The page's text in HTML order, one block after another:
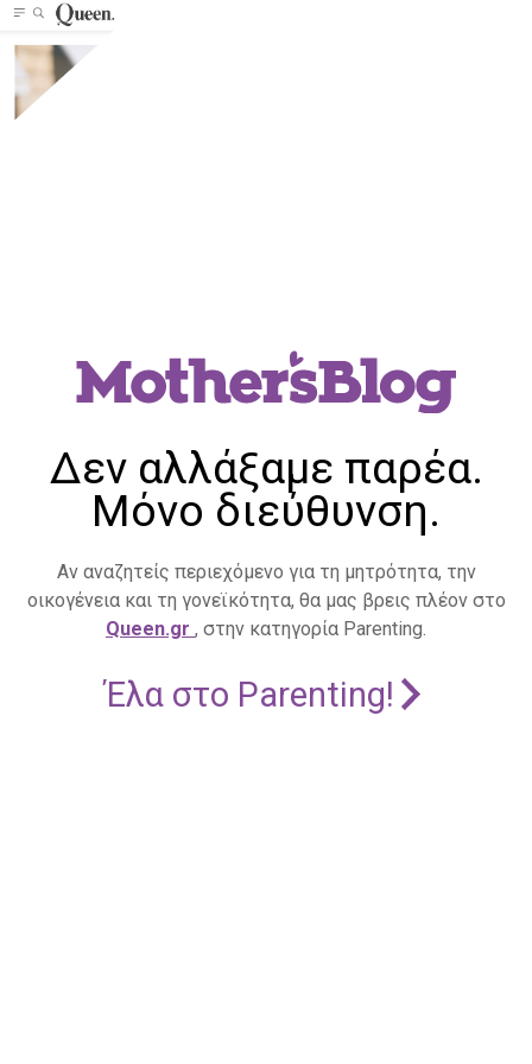
Δεν αλλάξαμε παρέα.
Μόνο διεύθυνση.
Αν αναζητείς περιεχόμενο για τη μητρότητα, την
οικογένεια και τη γονεϊκότητα, θα μας βρεις πλέον στο
Queen.gr , στην κατηγορία Parenting.
Έλα στο Parenting!